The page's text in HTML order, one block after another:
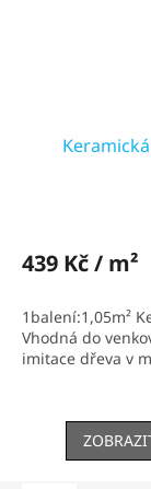
439 Kč / m²
1balení:1,05m²
Vhodná do
imitace dřeva v